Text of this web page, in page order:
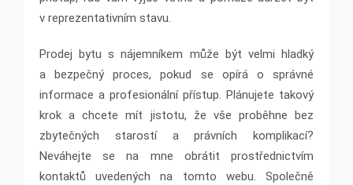
v reprezentativním stavu.
Prodej bytu s nájemníkem může být velmi hladký
a bezpečný proces, pokud se opírá o správné
informace a profesionální přístup. Plánujete takový
krok a chcete mít jistotu, že vše proběhne bez
zbytečných starostí a právních komplikací?
Neváhejte se na mne obrátit prostřednictvím
kontaktů uvedených na tomto webu. Společně